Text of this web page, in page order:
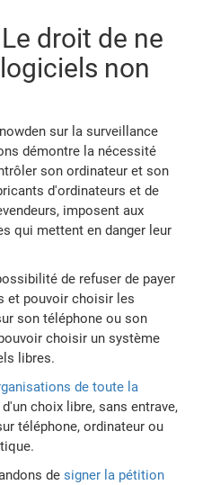
droit de ne
non
sur la surveillance
démontre la nécessité
son ordinateur et son
d'ordinateurs et de
imposent aux
qui mettent en danger leur
de refuser de payer
et pouvoir choisir les
son téléphone ou son
choisir un système
libres.
de toute la
choix libre, sans entrave,
téléphone, ordinateur ou
designer la pétition